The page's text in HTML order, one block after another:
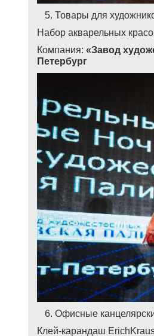
Товары для
Набор акварельных
Компания: «Завод
Петербург
Офисные
Клей-карандаш